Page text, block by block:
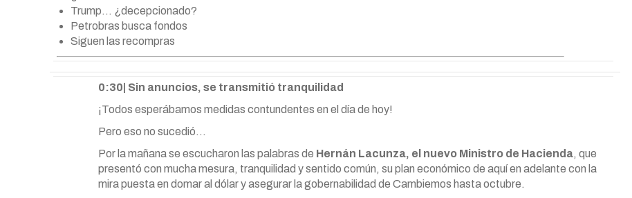
Trump… ¿decepcionado?
Petrobras busca fondos
Siguen las recompras
0:30| Sin anuncios, se transmitió tranquilidad
¡Todos esperábamos medidas contundentes en el día de hoy!
Pero eso no sucedió…
Por la mañana se escucharon las palabras de Hernán Lacunza, el nuevo Ministro de Hacienda, que
presentó con mucha mesura, tranquilidad y sentido común, su plan económico de aquí en adelante con la
mira puesta en domar al dólar y asegurar la gobernabilidad de Cambiemos hasta octubre.